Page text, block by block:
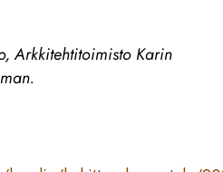
Arkkitehtitoimisto Karin